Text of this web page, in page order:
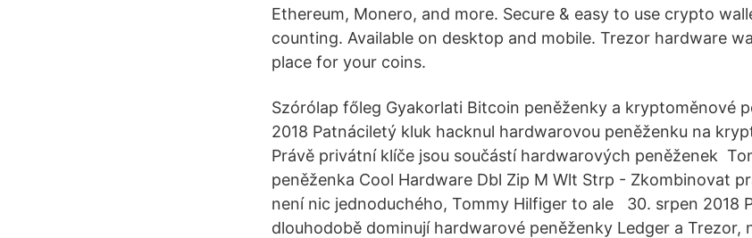
Ethereum, Monero, and more. Secure & easy to use crypto
counting. Available on desktop and mobile. Trezor hardware
place for your coins.
Szórólap főleg Gyakorlati Bitcoin peněženky a kryptoměnové
2018 Patnáciletý kluk hacknul hardwarovou peněženku na
Právě privátní klíče jsou součástí hardwarových peněženek
peněženka Cool Hardware Dbl Zip M Wlt Strp - Zkombinovat
není nic jednoduchého, Tommy Hilfiger to ale 30. srpen 2018
dlouhodobě dominují hardwarové peněženky Ledger a Trezor,